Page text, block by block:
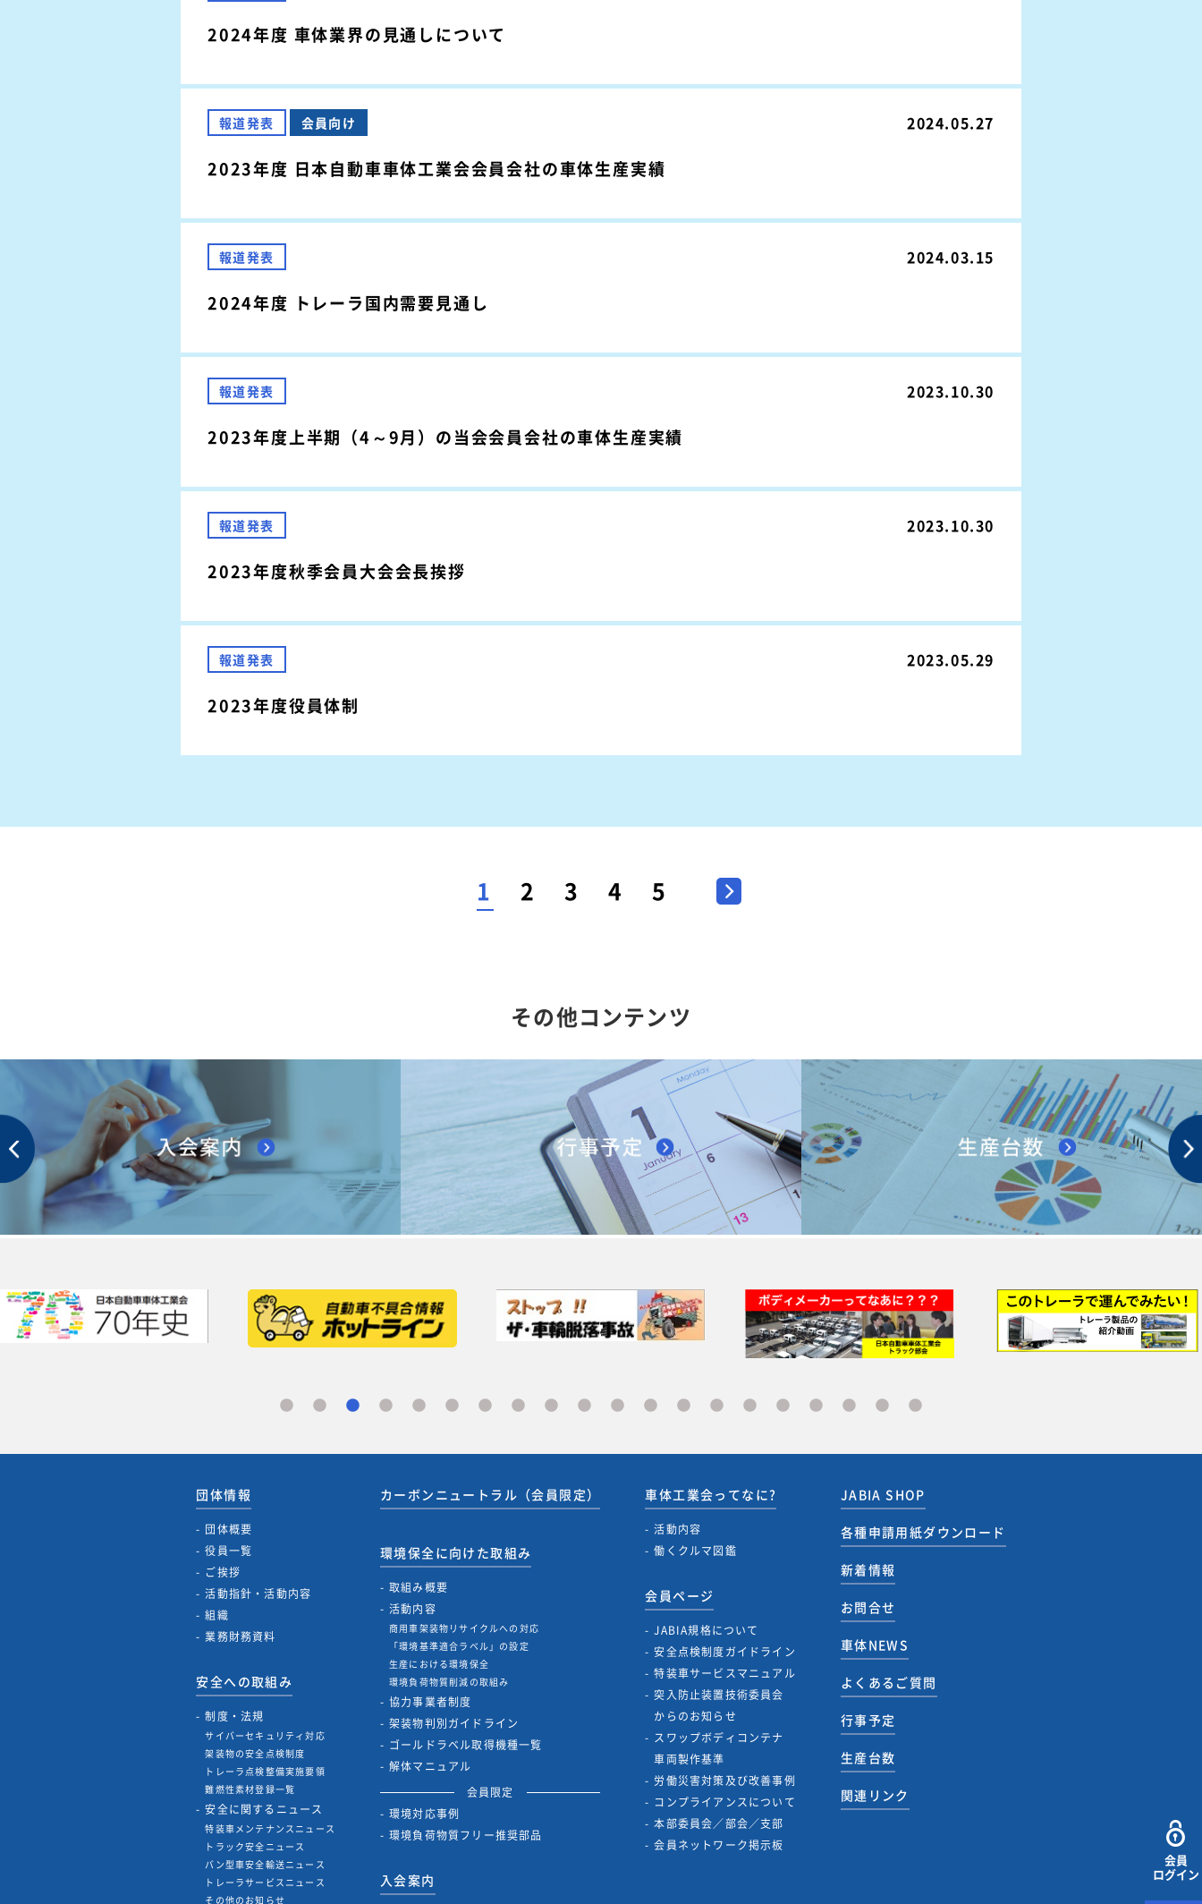
2024年度 車体業界の見通しについて
報道発表 会員向け 2024.05.27
2023年度 日本自動車車体工業会会員会社の車体生産実績
報道発表 2024.03.15
2024年度 トレーラ国内需要見通し
報道発表 2023.10.30
2023年度上半期（4～9月）の当会会員会社の車体生産実績
報道発表 2023.10.30
2023年度秋季会員大会会長挨拶
報道発表 2023.05.29
2023年度役員体制
1 2 3 4 5 >
会員
ログイン
その他コンテンツ
団体情報
団体概要
役員一覧
ご挨拶
活動指針・活動内容
組織
業務財務資料
安全への取組み
制度・法規
サイバーセキュリティ対応
架装物の安全点検制度
トレーラ点検整備実施要領
難燃性素材登録一覧
安全に関するニュース
特装車メンテナンスニュース
トラック安全ニュース
バン型車安全輸送ニュース
トレーラサービスニュース
その他のお知らせ
カーボンニュートラル（会員限定）
環境保全に向けた取組み
取組み概要
活動内容
商用車架装物リサイクルへの対応
「環境基準適合ラベル」の設定
生産における環境保全
環境負荷物質削減の取組み
協力事業者制度
架装物判別ガイドライン
ゴールドラベル取得機種一覧
解体マニュアル
会員限定
環境対応事例
環境負荷物質フリー推奨部品
入会案内
車体工業会ってなに?
活動内容
働くクルマ図鑑
会員ページ
JABIA規格について
安全点検制度ガイドライン
特装車サービスマニュアル
突入防止装置技術委員会
からのお知らせ
スワップボディコンテナ
車両製作基準
労働災害対策及び改善事例
コンプライアンスについて
本部委員会／部会／支部
会員ネットワーク掲示板
JABIA SHOP
各種申請用紙ダウンロード
新着情報
お問合せ
車体NEWS
よくあるご質問
行事予定
生産台数
関連リンク